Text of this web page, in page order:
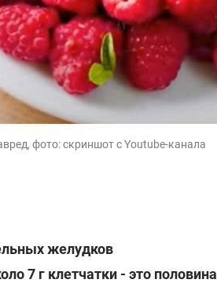
фото: скриншот с Youtube-канала
желудков
7 г клетчатки - это половина